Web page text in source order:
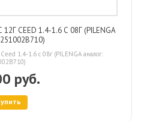
CEED 1.4-1.6 С 08Г (PILENGA
1.4-1.6 с 08г (PILENGA аналог:
руб.